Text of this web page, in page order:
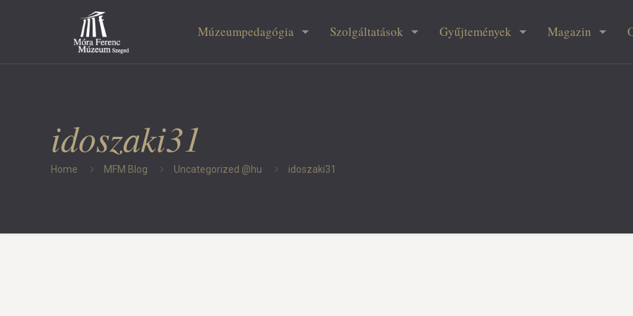
Múzeumpedagógia Szolgáltatások Gyűjtemények Magazin
idoszaki31
Home MFM Blog Uncategorized @hu idoszaki31